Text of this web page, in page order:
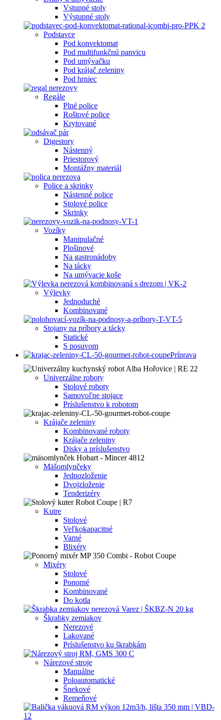
Vstupné stoly
Výstupné stoly
Podstavce
Pod konvektomat
Pod multifunkčnú panvicu
Pod umývačku
Pod krájač zeleniny
Pod hrniec
Regále
Plné police
Roštové police
Krytované
Digestory
Nástenný
Priestorový
Montážny materiál
Police a skrinky
Nástenné police
Stolové police
Skrinky
Vozíky
Manipulačné
Plošinové
Na gastronádoby
Na tácky
Na umývacie koše
Výlevky
Jednoduché
Kombinované
Stojany na príbory a tácky
Statické
S posuvom
Príprava
Univerzálne roboty
Stolové roboty
Samovoľne stojace
Príslušenstvo k robotom
Krájače zeleniny
Kombinované roboty
Krájače zeleniny
Disky a príslušenstvo
Mäšomlynčeky
Jednozloženie
Dvojzloženie
Tenderizéry
Kutre
Stolové
Veľkokapacitné
Varné
Blixéry
Mixéry
Stolové
Ponorné
Kombinované
Do kotla
Škrabky zemiakov
Nerezové
Lakované
Príslušenstvo ku škrabkám
Nárezové stroje
Manuálne
Poloautomatické
Šnekové
Remeňové